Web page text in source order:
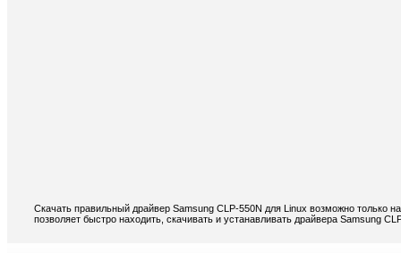
Скачать правильный драйвер Samsung CLP-550N для Linux возможно только
позволяет быстро находить, скачивать и устанавливать драйвера Samsung